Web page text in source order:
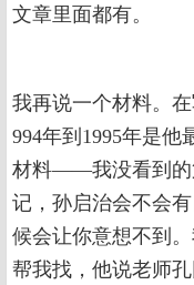
文章里面都有。
我再说一个材料。
994年到1995年是
材料——我没看到的
记，孙启治会不会
候会让你意想不到
帮我找，他说老师